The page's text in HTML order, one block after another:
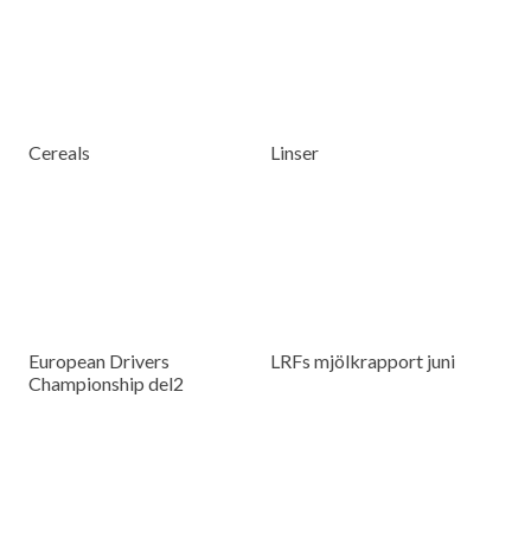
Cereals Linser
European Drivers
Championship del2
LRFs mjölkrapport juni